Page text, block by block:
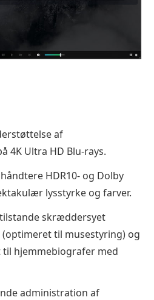
af
4K Ultra HD Blu-rays.
HDR10- og Dolby
lysstyrke og farver.
skræddersyet
til musestyring) og
hjemmebiografer med
administration af